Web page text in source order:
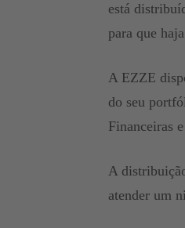
está
para que
A EZZE
do seu
Financeiras
A
atender um